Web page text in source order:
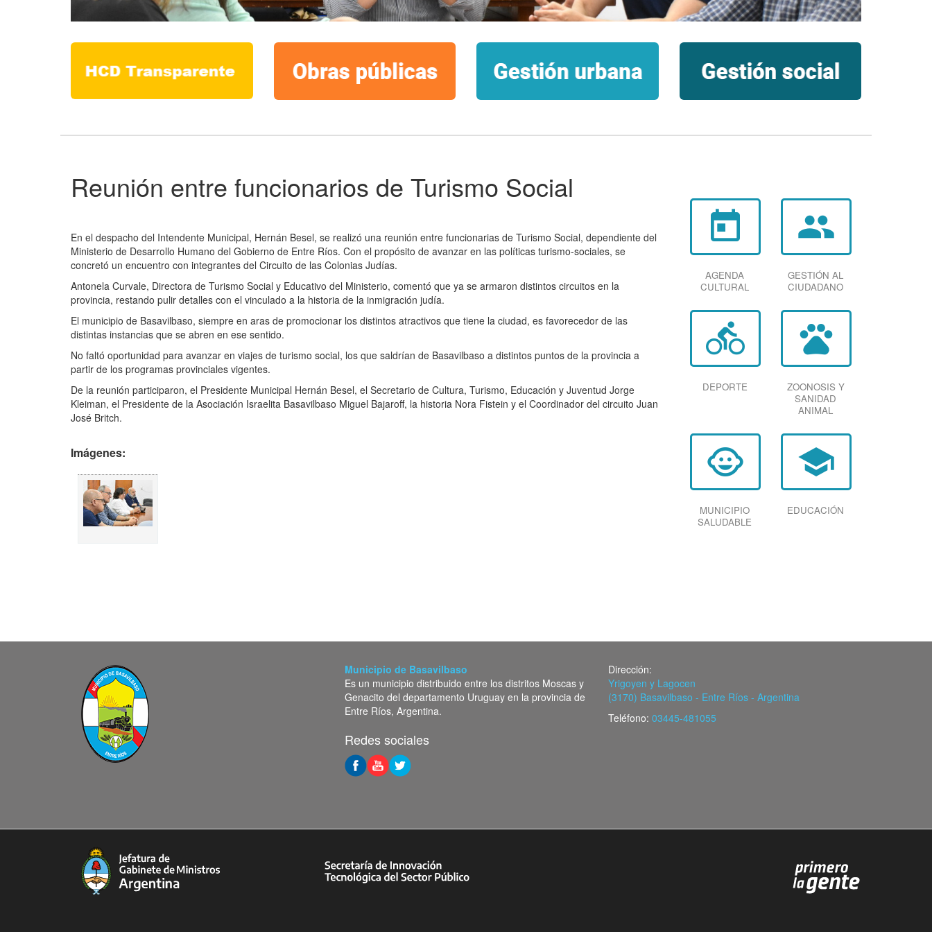
Reunión entre funcionarios de Turismo Social
En el despacho del Intendente Municipal, Hernán Besel, se realizó una reunión entre funcionarias de Turismo Social, dependiente del
Ministerio de Desarrollo Humano del Gobierno de Entre Ríos. Con el propósito de avanzar en las políticas turismo-sociales, se
concretó un encuentro con integrantes del Circuito de las Colonias Judías.
Antonela Curvale, Directora de Turismo Social y Educativo del Ministerio, comentó que ya se armaron distintos circuitos en la
provincia, restando pulir detalles con el vinculado a la historia de la inmigración judía.
El municipio de Basavilbaso, siempre en aras de promocionar los distintos atractivos que tiene la ciudad, es favorecedor de las
distintas instancias que se abren en ese sentido.
No faltó oportunidad para avanzar en viajes de turismo social, los que saldrían de Basavilbaso a distintos puntos de la provincia a
partir de los programas provinciales vigentes.
De la reunión participaron, el Presidente Municipal Hernán Besel, el Secretario de Cultura, Turismo, Educación y Juventud Jorge
Kleiman, el Presidente de la Asociación Israelita Basavilbaso Miguel Bajaroff, la historia Nora Fistein y el Coordinador del circuito Juan
José Britch.
Imágenes:
today
AGENDA
CULTURAL
group
GESTIÓN AL
CIUDADANO
directions_bike
DEPORTE
pets
ZOONOSIS Y
SANIDAD
ANIMAL
child_care
MUNICIPIO
SALUDABLE
school
EDUCACIÓN
Municipio de Basavilbaso
Es un municipio distribuido entre los distritos Moscas y
Genacito del departamento Uruguay en la provincia de
Entre Ríos, Argentina.
Dirección:
Yrigoyen y Lagocen
(3170) Basavilbaso - Entre Ríos - Argentina
Teléfono: 03445-481055
Redes sociales